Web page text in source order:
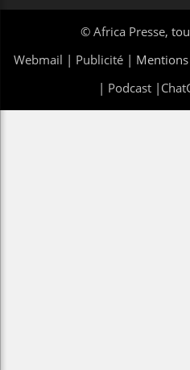
© Africa Presse,
Webmail | Publicité | Mentions
| Podcast|